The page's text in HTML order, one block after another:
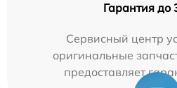
Гарантия до
Сервисный центр
оригинальные
предоставляет